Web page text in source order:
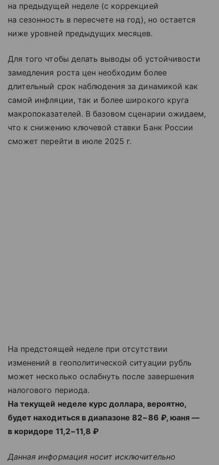
на предыдущей неделе (с коррекцией
на сезонность в пересчете на год), но остается
ниже уровней предыдущих месяцев.
Для того чтобы делать выводы об устойчивости
замедления роста цен необходим более
длительный срок наблюдения за динамикой как
самой инфляции, так и более широкого круга
макропоказателей. В базовом сценарии ожидаем,
что к снижению ключевой ставки Банк России
сможет перейти в июле 2025 г.
На предстоящей неделе при отсутствии
изменений в геополитической ситуации рубль
может несколько ослабнуть после завершения
налогового периода.
На текущей неделе курс доллара, вероятно,
будет находиться в диапазоне 82−86 ₽, юаня —
в коридоре 11,2−11,8 ₽
Данная информация носит исключительно